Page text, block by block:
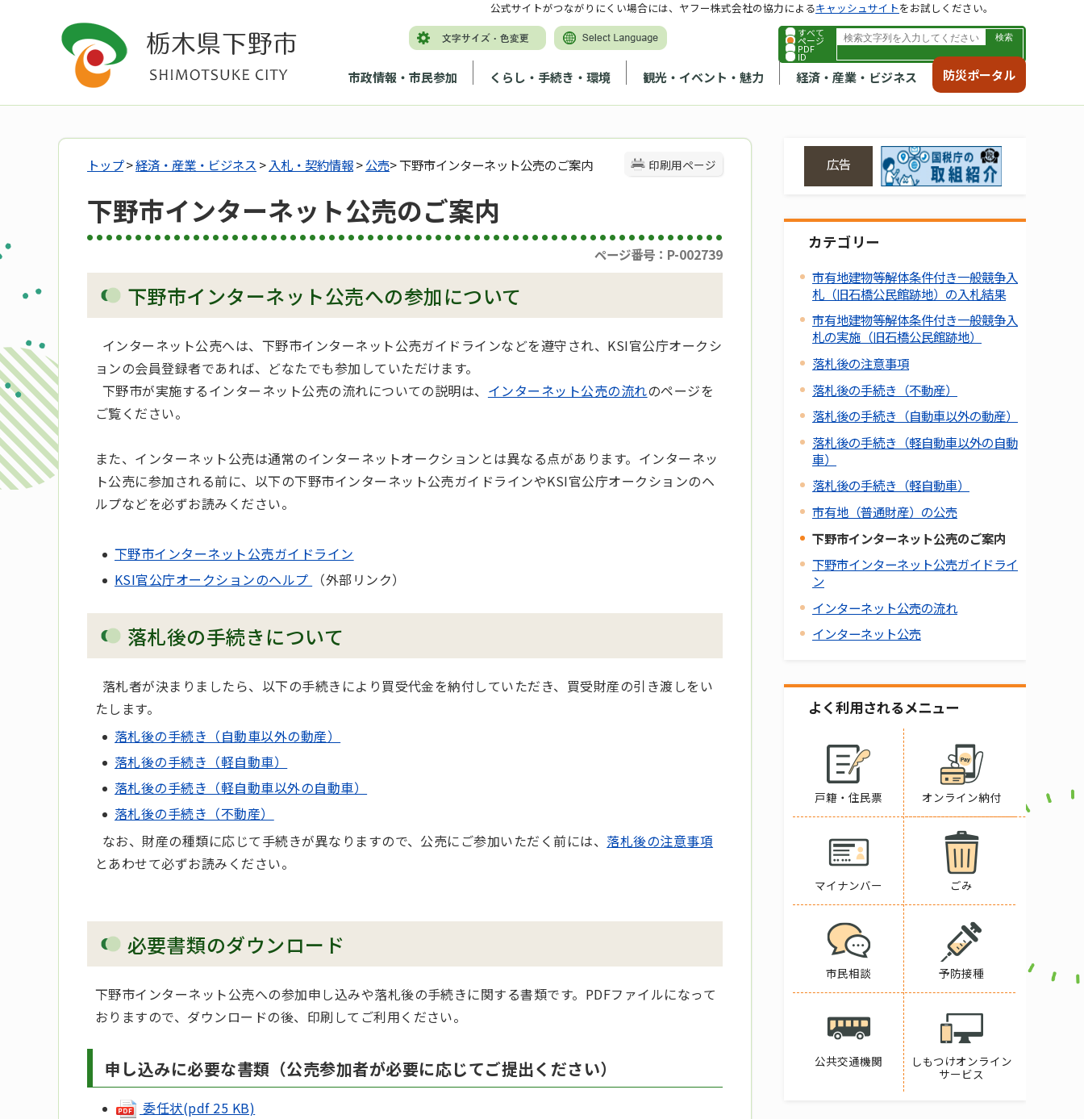
すべて
ページ
PDF
ID
市政情報・市民参加 くらし・手続き・環境 観光・イベント・魅力 経済・産業・ビジネス 防災ポータル
公式サイトがつながりにくい場合には、ヤフー株式会社の協力によるキャッシュサイトをお試しください。
印刷用ページ
トップ>経済・産業・ビジネス > 入札・契約情報>公売> 下野市インターネット公売のご案内
下野市インターネット公売のご案内
ページ番号：P-002739
下野市インターネット公売への参加について
インターネット公売へは、下野市インターネット公売ガイドラインなどを遵守され、KSI官公庁オークシ
ョンの会員登録者であれば、どなたでも参加していただけます。
下野市が実施するインターネット公売の流れについての説明は、 インターネット公売の流れのページを
ご覧ください。
また、インターネット公売は通常のインターネットオークションとは異なる点があります。インターネッ
ト公売に参加される前に、以下の下野市インターネット公売ガイドラインやKSI官公庁オークションのヘ
ルプなどを必ずお読みください。
下野市インターネット公売ガイドライン
KSI官公庁オークションのヘルプ
（外部リンク）
落札後の手続きについて
落札者が決まりましたら、以下の手続きにより買受代金を納付していただき、買受財産の引き渡しをい
たします。
落札後の手続き（自動車以外の動産）
落札後の手続き（軽自動車）
落札後の手続き（軽自動車以外の自動車）
落札後の手続き（不動産）
なお、財産の種類に応じて手続きが異なりますので、公売にご参加いただく前には、 落札後の注意事項
とあわせて必ずお読みください。
必要書類のダウンロード
下野市インターネット公売への参加申し込みや落札後の手続きに関する書類です。PDFファイルになって
おりますので、ダウンロードの後、印刷してご利用ください。
申し込みに必要な書類（公売参加者が必要に応じてご提出ください）
委任状(pdf 25 KB)
広告
カテゴリー
市有地建物等解体条件付き一般競争入
札（旧石橋公民館跡地）の入札結果
市有地建物等解体条件付き一般競争入
札の実施（旧石橋公民館跡地）
落札後の注意事項
落札後の手続き（不動産）
落札後の手続き（自動車以外の動産）
落札後の手続き（軽自動車以外の自動
車）
落札後の手続き（軽自動車）
市有地（普通財産）の公売
下野市インターネット公売のご案内
下野市インターネット公売ガイドライ
ン
インターネット公売の流れ
インターネット公売
よく利用されるメニュー
戸籍・住民票 オンライン納付
マイナンバー ごみ
市民相談 予防接種
公共交通機関
しもつけオンライン
サービス